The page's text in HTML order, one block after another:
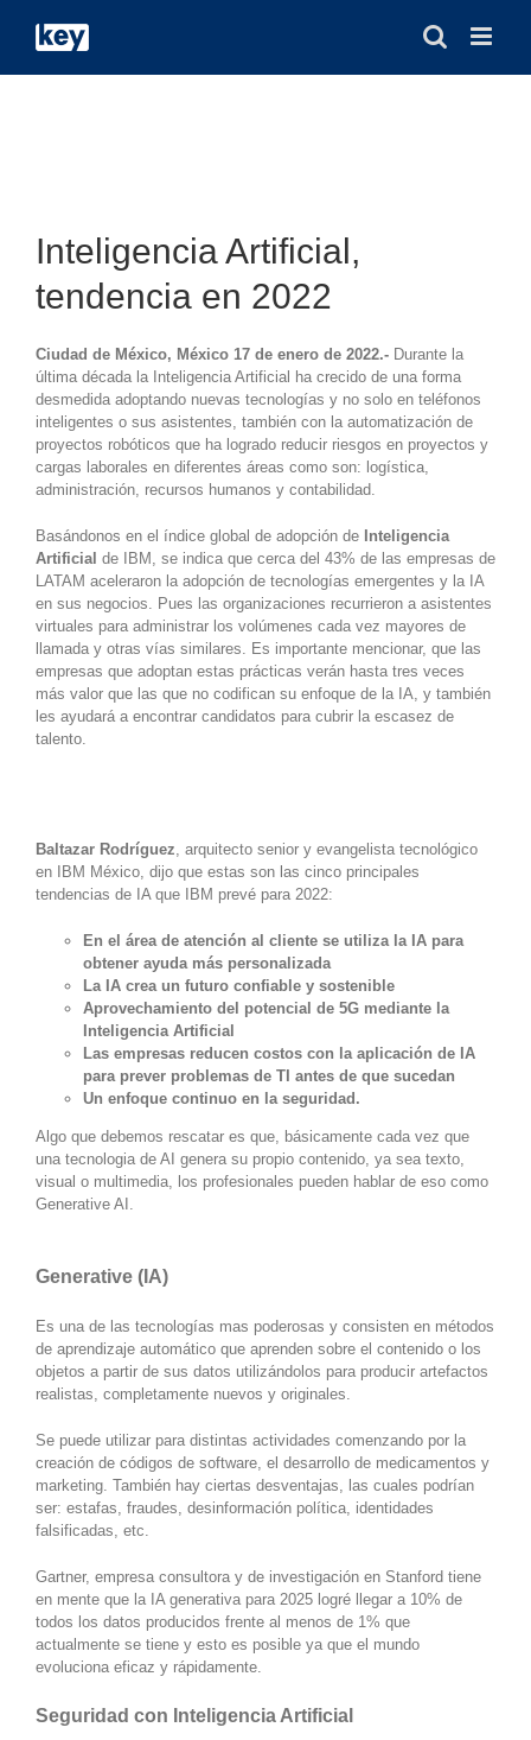
contenido
más
Inteligencia Artificial,
tendencia en 2022
Ciudad de México, México 17 de enero de 2022.-Durante la
última década la Inteligencia Artificial ha crecido de una forma
desmedida adoptando nuevas tecnologías y no solo en teléfonos
inteligentes o sus asistentes, también con la automatización de
proyectos robóticos que ha logrado reducir riesgos en proyectos y
cargas laborales en diferentes áreas como son: logística,
administración, recursos humanos y contabilidad.
Basándonos en el índice global de adopción de Inteligencia
Artificial de IBM, se indica que cerca del 43% de las empresas de
LATAM aceleraron la adopción de tecnologías emergentes y la IA
en sus negocios. Pues las organizaciones recurrieron a asistentes
virtuales para administrar los volúmenes cada vez mayores de
llamada y otras vías similares. Es importante mencionar, que las
empresas que adoptan estas prácticas verán hasta tres veces
más valor que las que no codifican su enfoque de la IA, y también
les ayudará a encontrar candidatos para cubrir la escasez de
talento.
Baltazar Rodríguez , arquitecto senior y evangelista tecnológico
en IBM México, dijo que estas son las cinco principales
tendencias de IA que IBM prevé para 2022:
En el área de atención al cliente se utiliza la IA para
obtener ayuda más personalizada
La IA crea un futuro confiable y sostenible
Aprovechamiento del potencial de 5G mediante la
Inteligencia Artificial
Las empresas reducen costos con la aplicación de IA
para prever problemas de TI antes de que sucedan
Un enfoque continuo en la seguridad.
Algo que debemos rescatar es que, básicamente cada vez que
una tecnologia de AI genera su propio contenido, ya sea texto,
visual o multimedia, los profesionales pueden hablar de eso como
Generative AI
Generative (IA)
Es una de las tecnologías mas poderosas y consisten en métodos
de aprendizaje automático que aprenden sobre el contenido o los
objetos a partir de sus datos utilizándolos para producir artefactos
realistas, completamente nuevos y originales.
Se puede utilizar para distintas actividades comenzando por la
creación de códigos de software, el desarrollo de medicamentos y
marketing. También hay ciertas desventajas, las cuales podrían
ser: estafas, fraudes, desinformación política, identidades
falsificadas, etc.
Gartner, empresa consultora y de investigación en Stanford tiene
en mente que la IA generativa para 2025 logré llegar a 10% de
todos los datos producidos frente al menos de 1% que
actualmente se tiene y esto es posible ya que el mundo
evoluciona eficaz y rápidamente.
Seguridad con Inteligencia Artificial